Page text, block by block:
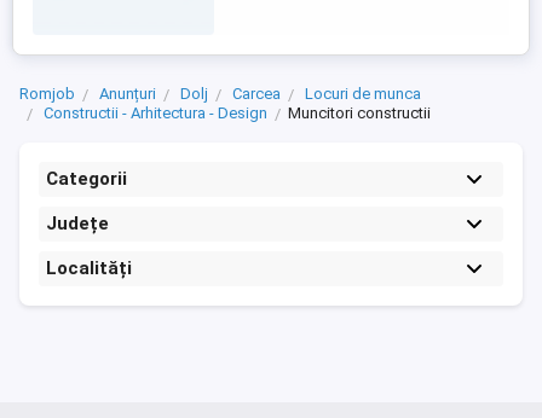
...
Romjob Anunțuri Dolj Carcea
Locuri de munca
Constructii - Arhitectura - Design
Muncitori constructii
Categorii
Județe
Localități